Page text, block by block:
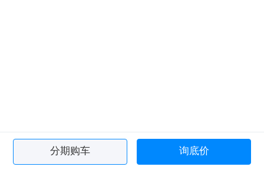
分期购车 询底价